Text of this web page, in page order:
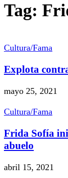
Tag:
Cultura/Fama
Explota
mayo 25, 2021
Cultura/Fama
Frida Sofía
abuelo
abril 15, 2021